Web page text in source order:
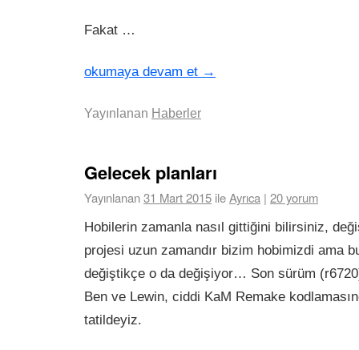
Fakat …
okumaya devam et →
Yayınlanan Haberler
Gelecek planları
Yayınlanan31 Mart 2015 ileAyrıca | 20 yorum
Hobilerin zamanla nasıl gittiğini bilirsiniz,
projesi uzun zamandır bizim hobimizdi ama
değiştikçe o da değişiyor… Son sürüm
Ben ve Lewin, ciddi KaM Remake
tatildeyiz.